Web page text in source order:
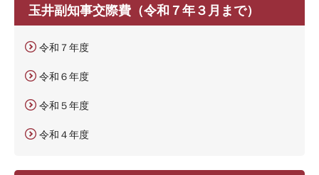
玉井副知事交際費（令和７年３月まで）
令和７年度
令和６年度
令和５年度
令和４年度